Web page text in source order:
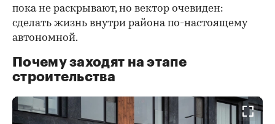
пока не раскрывают, но вектор очевиден:
сделать жизнь внутри района по-настоящему
автономной.
Почему заходят на этапе
строительства